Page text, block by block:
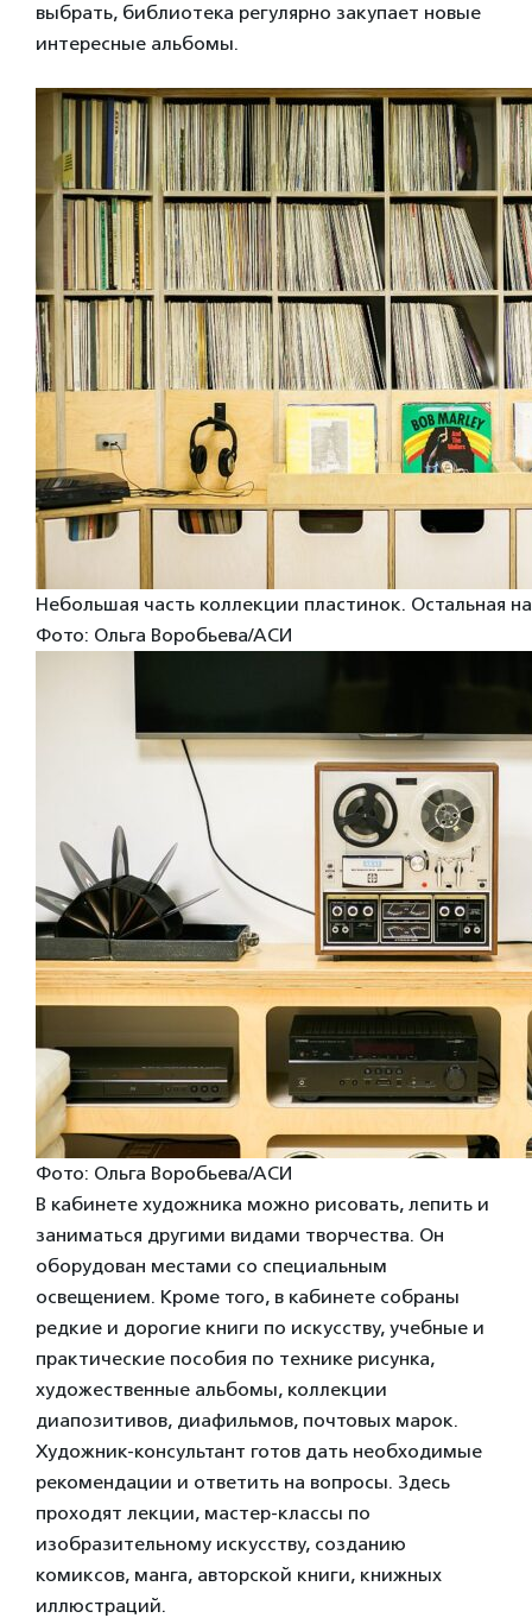
выбрать, библиотека регулярно закупает новые
интересные альбомы.
Небольшая часть коллекции пластинок. Остальная
Фото: Ольга Воробьева/АСИ
Фото: Ольга Воробьева/АСИ
В кабинете художника можно рисовать, лепить и
заниматься другими видами творчества. Он
оборудован местами со специальным
освещением. Кроме того, в кабинете собраны
редкие и дорогие книги по искусству, учебные и
практические пособия по технике рисунка,
художественные альбомы, коллекции
диапозитивов, диафильмов, почтовых марок.
Художник-консультант готов дать необходимые
рекомендации и ответить на вопросы. Здесь
проходят лекции, мастер-классы по
изобразительному искусству, созданию
комиксов, манга, авторской книги, книжных
иллюстраций.